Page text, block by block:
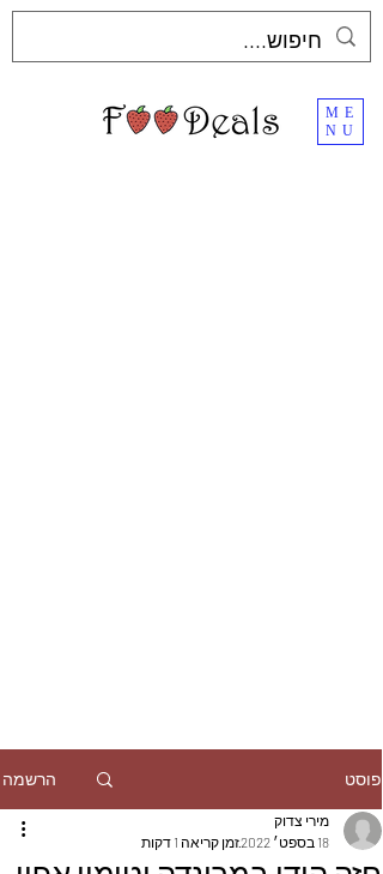
ME
NU
פוסט הרשמה
מירי צדוק
18 בספט׳ 2022
זמן קריאה 1 דקות